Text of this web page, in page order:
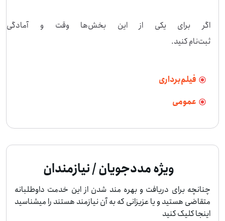
اگر برای یکی از این بخش‌ها
ثبت‌نام کنید.
فیلم‌برداری
عمومی
ویژه مددجویان / نیازمندان
چنانچه برای دریافت و بهره مند شدن از این خدمت داوطلبانه
متقاضی هستید و یا عزیزانی که به آن نیازمند هستند را میشناسید
اینجا کلیک کنید